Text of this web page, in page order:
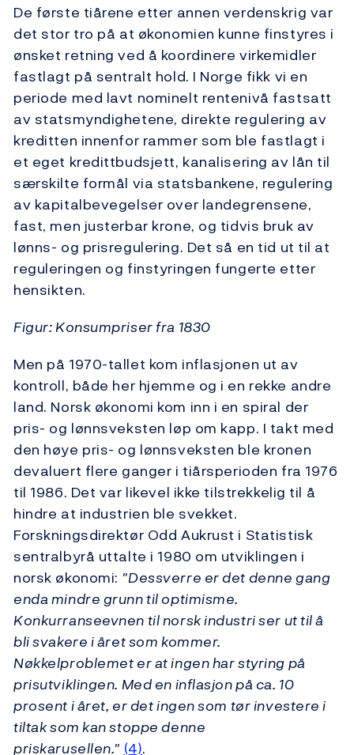
De første tiårene etter annen verdenskrig var
det stor tro på at økonomien kunne finstyres i
ønsket retning ved å koordinere virkemidler
fastlagt på sentralt hold. I Norge fikk vi en
periode med lavt nominelt rentenivå fastsatt
av statsmyndighetene, direkte regulering av
kreditten innenfor rammer som ble fastlagt i
et eget kredittbudsjett, kanalisering av lån til
særskilte formål via statsbankene, regulering
av kapitalbevegelser over landegrensene,
fast, men justerbar krone, og tidvis bruk av
lønns- og prisregulering. Det så en tid ut til at
reguleringen og finstyringen fungerte etter
hensikten.
Figur: Konsumpriser fra 1830
Men på 1970-tallet kom inflasjonen ut av
kontroll, både her hjemme og i en rekke andre
land. Norsk økonomi kom inn i en spiral der
pris- og lønnsveksten løp om kapp. I takt med
den høye pris- og lønnsveksten ble kronen
devaluert flere ganger i tiårsperioden fra 1976
til 1986. Det var likevel ikke tilstrekkelig til å
hindre at industrien ble svekket.
Forskningsdirektør Odd Aukrust i Statistisk
sentralbyrå uttalte i 1980 om utviklingen i
norsk økonomi: "Dessverre er det denne gang
enda mindre grunn til optimisme.
Konkurranseevnen til norsk industri ser ut til å
bli svakere i året som kommer.
Nøkkelproblemet er at ingen har styring på
prisutviklingen. Med en inflasjon på ca. 10
prosent i året, er det ingen som tør investere i
tiltak som kan stoppe denne
priskarusellen." (4).